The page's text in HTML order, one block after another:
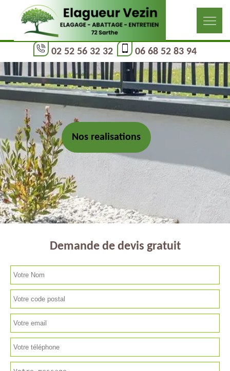
02 52 56 32 32 06 68 52 83 94
Nos realisations
Demande de devis gratuit